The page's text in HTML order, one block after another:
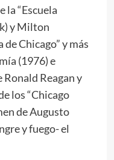
la “Escuela
y Milton
de Chicago” y más
(1976) e
Reagan y
los “Chicago
de Augusto
y fuego- el